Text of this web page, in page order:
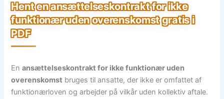
Hent en ansættelseskontrakt for ikke
funktionær uden overenskomst gratis i
PDF
Enansættelseskontrakt for ikke funktionær uden
overenskomst bruges til ansatte, der ikke er omfattet af
funktionærloven og arbejder på vilkår uden kollektiv aftale.